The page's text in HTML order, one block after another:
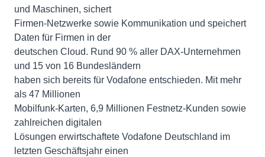
und Maschinen, sichert
Firmen-Netzwerke sowie Kommunikation und speichert
Daten für Firmen in der
deutschen Cloud. Rund 90 % aller DAX-Unternehmen
und 15 von 16 Bundesländern
haben sich bereits für Vodafone entschieden. Mit mehr
als 47 Millionen
Mobilfunk-Karten, 6,9 Millionen Festnetz-Kunden sowie
zahlreichen digitalen
Lösungen erwirtschaftete Vodafone Deutschland im
letzten Geschäftsjahr einen